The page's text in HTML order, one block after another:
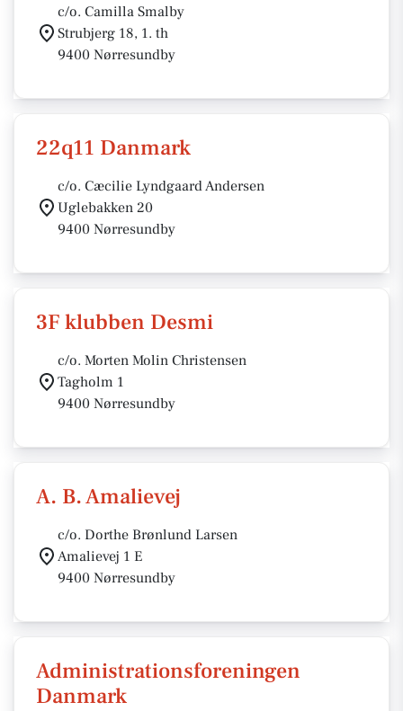
c/o. Camilla Smalby
Strubjerg 18, 1. th
9400 Nørresundby
22q11 Danmark
c/o. Cæcilie Lyndgaard Andersen
Uglebakken 20
9400 Nørresundby
3F klubben Desmi
c/o. Morten Molin Christensen
Tagholm 1
9400 Nørresundby
A. B. Amalievej
c/o. Dorthe Brønlund Larsen
Amalievej 1 E
9400 Nørresundby
Administrationsforeningen
Danmark